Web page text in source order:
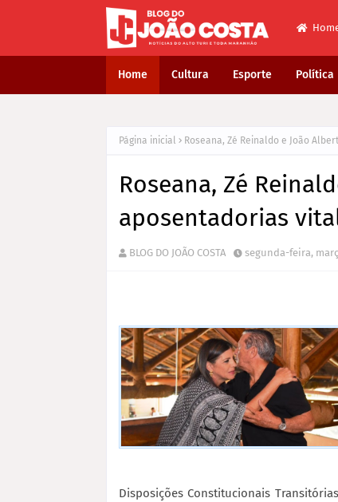
Home Cultura Esporte Política
Página inicial Roseana, Zé Reinaldo e João
Roseana, Zé
aposentadorias
BLOG DO JOÃO COSTA segunda-feira,
Disposições Constitucionais